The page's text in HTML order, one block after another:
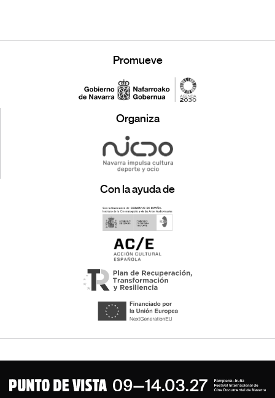
Promueve
Organiza
Con la ayuda de